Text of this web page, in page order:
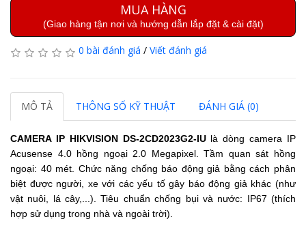
MUA HÀNG
(Giao hàng tận nơi và hướng dẫn lắp đặt & cài đặt)
0 bài đánh giá / Viết đánh giá
MÔ TẢ THÔNG SỐ KỸ THUẬT ĐÁNH GIÁ (0)
CAMERA IP HIKVISION DS-2CD2023G2-IUlà dòng camera IP
Acusense 4.0 hồng ngoại 2.0 Megapixel.Tầm quan sát hồng
ngoại: 40 mét. Chức năng chống báo động giả bằng cách phân
biệt được người, xe với các yếu tố gây báo động giả khác (như
vật nuôi, lá cây,...).Tiêu chuẩn chống bụi và nước: IP67 (thích
hợp sử dụng trong nhà và ngoài trời).